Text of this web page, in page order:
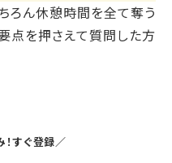
ろん休憩時間を全て奪う
点を押さえて質問した方
すぐ登録／